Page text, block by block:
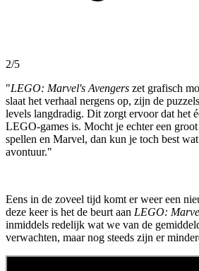
2/5
"LEGO: Marvel's Avengers zet grafisch
slaat het verhaal nergens op, zijn de
levels langdradig. Dit zorgt ervoor dat het
LEGO-games is. Mocht je echter een
spellen en Marvel, dan kun je toch best
avontuur."
Eens in de zoveel tijd komt er weer een
deze keer is het de beurt aan LEGO:
inmiddels redelijk wat we van de
verwachten, maar nog steeds zijn er